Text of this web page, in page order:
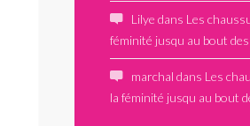
Lilye dans Les
féminité jusqu au bout des
marchal dans Les
la féminité jusqu au bout